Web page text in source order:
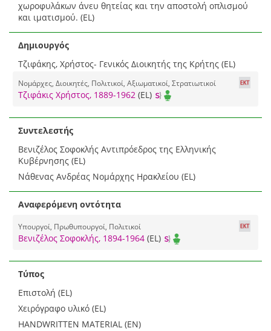
χωροφυλάκων άνευ θητείας και την αποστολή οπλισμού
και ιματισμού. (EL)
Δημιουργός
Τζιφάκης, Χρήστος- Γενικός Διοικητής της Κρήτης (EL)
Νομάρχες, Διοικητές, Πολιτικοί, Αξιωματικοί, Στρατιωτικοί
Τζιφάκις Χρήστος, 1889-1962 (EL)
Συντελεστής
Βενιζέλος Σοφοκλής Αντιπρόεδρος της Ελληνικής
Κυβέρνησης (EL)
Νάθενας Ανδρέας Νομάρχης Ηρακλείου (EL)
Αναφερόμενη οντότητα
Υπουργοί, Πρωθυπουργοί, Πολιτικοί
Βενιζέλος Σοφοκλής, 1894-1964 (EL)
Τύπος
Επιστολή (EL)
Χειρόγραφο υλικό (EL)
HANDWRITTEN MATERIAL (EN)